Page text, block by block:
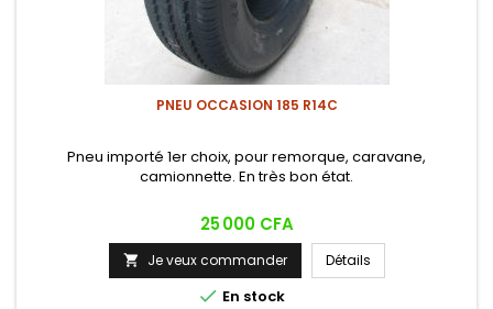
PNEU OCCASION 185 R14C
Pneu importé 1er choix, pour remorque, caravane,
camionnette. En très bon état.
Prix
25 000 CFA
 Je veux commander Détails
 En stock